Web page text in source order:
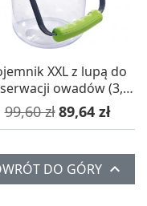
XXL z lupą do
owadów (3,5
l) – 6+ Haba
Cena podstawowa
99,60 zł Cena
89,64 zł
DO GÓRY 